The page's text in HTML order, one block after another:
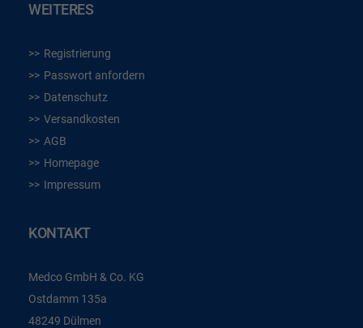
WEITERES
Registrierung
Passwort anfordern
Datenschutz
Versandkosten
AGB
Homepage
Impressum
KONTAKT
Medco GmbH & Co. KG
Ostdamm 135a
48249 Dülmen